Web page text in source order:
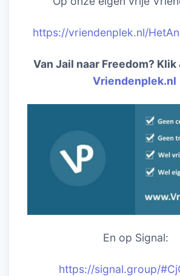
https://vriendenplek.nl/
Van Jail naar Freedom? Klik
Vriendenplek.nl
En op Signal:
https://signal.group/